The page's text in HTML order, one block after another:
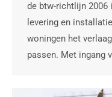
de btw-richtlijn
levering en
woningen het
passen. Met ingang